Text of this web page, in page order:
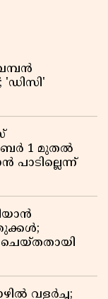
1 മുതൽ
ചെയ്തതായി
വളർച്ച;